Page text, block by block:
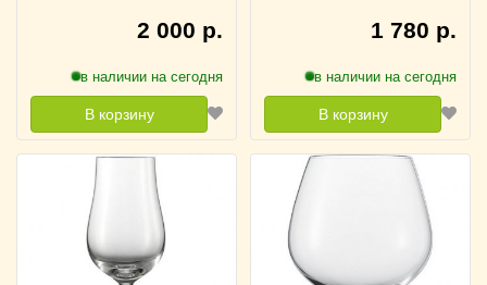
2 000 р.
в наличии на сегодня
В корзину
1 780 р.
в наличии на сегодня
В корзину